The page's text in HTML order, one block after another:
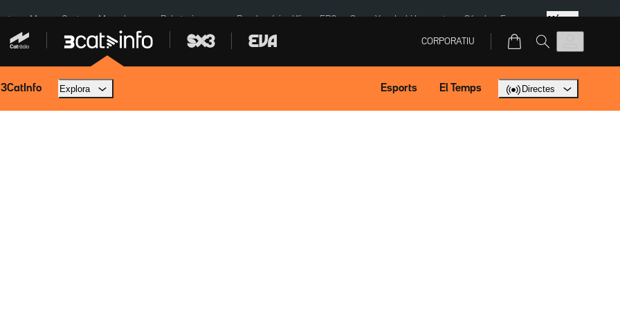
Menors Ceuta Mercabarna Robatoris coure Bombardejos Kíiv ERC SpaceX Isaki Lacuesta Sánchez Europa Més
CORPORATIU
3CatInfo Explora Esports El Temps Directes